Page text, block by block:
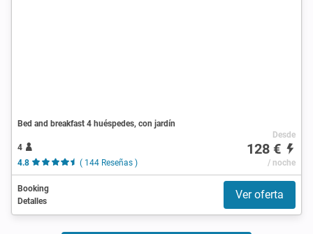
Bed and breakfast 4 huéspedes, con jardín
4
4.8
( 144 Reseñas )
Desde
128 €
/ noche
Booking
Detalles
Ver oferta